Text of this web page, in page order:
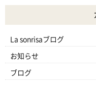
La sonrisaブログ
お知らせ
ブログ